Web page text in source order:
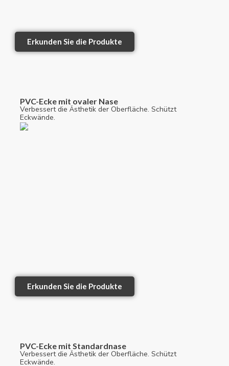
Erkunden Sie die Produkte
PVC-Ecke mit ovaler Nase
Verbessert die Ästhetik der Oberfläche. Schützt
Eckwände.
Erkunden Sie die Produkte
PVC-Ecke mit Standardnase
Verbessert die Ästhetik der Oberfläche. Schützt
Eckwände.